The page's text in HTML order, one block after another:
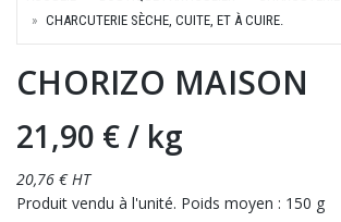
CHARCUTERIE SÈCHE, CUITE, ET À CUIRE.
CHORIZO MAISON
21,90 €/ kg
20,76 € HT
Produit vendu à l'unité. Poids moyen : 150 g